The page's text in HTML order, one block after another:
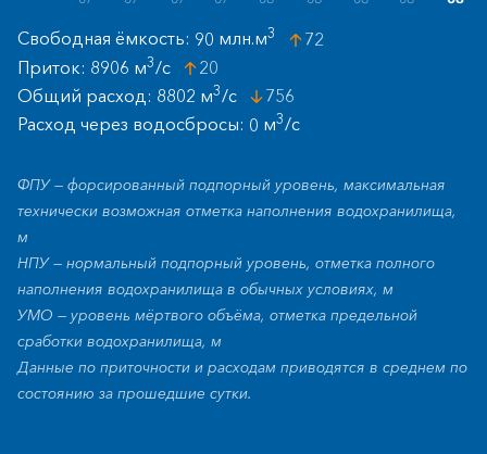
Свободная ёмкость: 90 млн.м3
72
Приток: 8906 м3/с
20
Общий расход: 8802 м3/с
756
Расход через водосбросы: 0 м3/с
ФПУ — форсированный подпорный уровень, максимальная
технически возможная отметка наполнения водохранилища,
м
НПУ — нормальный подпорный уровень, отметка полного
наполнения водохранилища в обычных условиях, м
УМО — уровень мёртвого объёма, отметка предельной
сработки водохранилища, м
Данные по приточности и расходам приводятся в среднем по
состоянию за прошедшие сутки.